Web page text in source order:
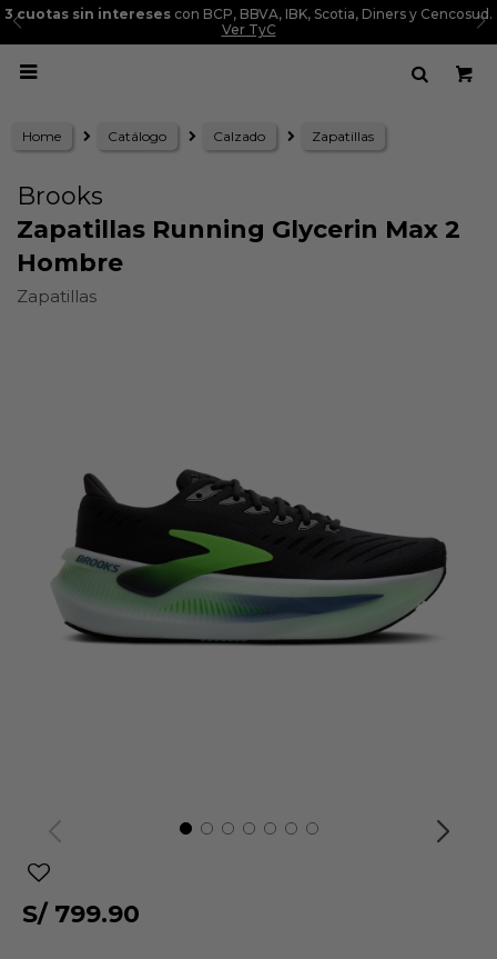
3 cuotas sin intereses con BCP, BBVA, IBK, Scotia, Diners y Cencosud.
Ver TyC

Home Catálogo Calzado Zapatillas
Brooks
Zapatillas Running Glycerin Max 2
Hombre
Zapatillas
S/ 799.90